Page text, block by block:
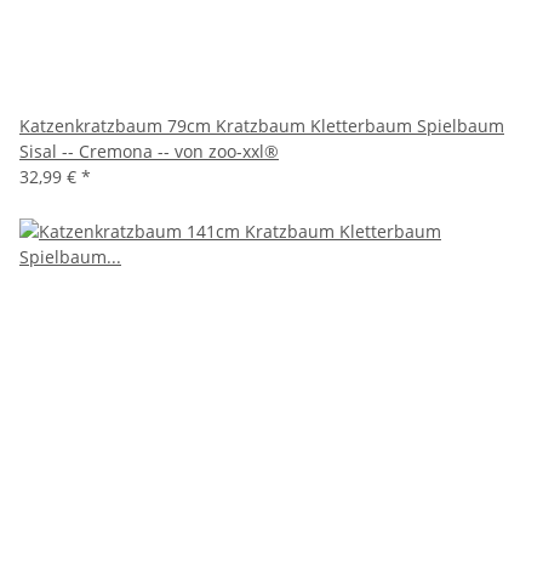
Katzenkratzbaum 79cm Kratzbaum Kletterbaum Spielbaum
Sisal -- Cremona -- von zoo-xxl®
32,99 € *